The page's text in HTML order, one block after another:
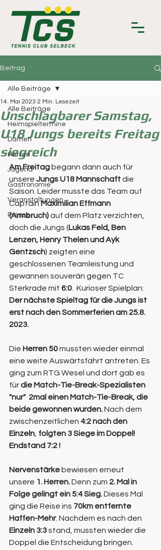
Beitrag
Alle Beiträge
Heimspieltermine
Damen
Herren
Jugend
Gastronomie
Veranstaltungen
Presse
Alle Beiträge
Unschlagbarer Samstag,
U18 Jungs bereits Freitag
siegreich
14. Mai 2023 2 Min. Lesezeit
Am Freitag begann dann auch für
unsere Jungs U18 Mannschaft die
Saison. Leider musste das Team auf
Captain Maximilian Effmann
(Armbruch) auf dem Platz verzichten,
doch die Jungs (Lukas Feld, Ben
Lenzen, Henry Thelen und Ayk
Gentzsch) zeigten eine
geschlossenen Teamleistung und
gewannen souverän gegen TC
Sterkrade mit 6:0 .  Kurioser Spielplan:
Der nächste Spieltag für die Jungs ist
erst nach den Sommerferien am 25.8.
2023.
Die Herren 50 mussten wieder einmal
eine weite Auswärtsfahrt antreten. Es
ging zum RTG Wesel und dort gab es
für die Match-Tie-Break-Spezialisten
"nur"  2mal einen Match-Tie-Break, die
beide gewonnen wurden. Nach dem
zwischenzeitlichen 4:2 nach den
Einzeln folgten 3 Siege im Doppel!
Endstand 7:2 !
Nervenstärke bewiesen erneut
unsere 1. Herren. Denn zum 2. Mal in
Folge gelingt ein 5:4 Sieg. Dieses Mal
ging die Reise ins 70km entfernte
Haffen-Mehr. Nachdem es nach den
Einzeln 3:3 stand, mussten wieder die
Doppel die Entscheidung bringen.